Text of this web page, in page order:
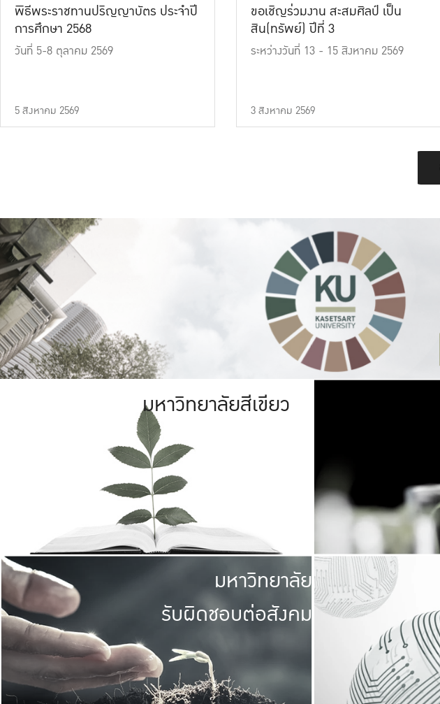
พิธีพระราชทานปริญญาบัตร ประจำปี
การศึกษา 2568
วันที่ 5-8 ตุลาคม 2569
5 สิงหาคม 2569
ขอเชิญร่วมงาน สะสมศิลป์ เป็น
สิน(ทรัพย์) ปีที่ 3
ระหว่างวันที่ 13 - 15 สิงหาคม 2569
3 สิงหาคม 2569
มหาวิทยาลัยสีเขียว
มหาวิทยาลัย
รับผิดชอบต่อสังคม